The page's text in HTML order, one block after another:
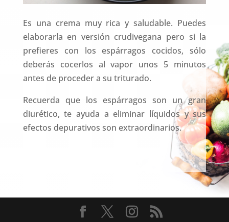
Es una crema muy rica y saludable. Puedes
elaborarla en versión crudivegana pero si la
prefieres con los espárragos cocidos, sólo
deberás cocerlos al vapor unos 5 minutos
antes de proceder a su triturado.
Recuerda que los espárragos son un gran
diurético, te ayuda a eliminar líquidos y sus
efectos depurativos son extraordinarios.